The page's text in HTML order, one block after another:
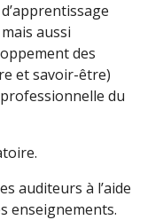
aussi
des
et savoir-être)
du
auditeurs à l’aide
enseignements.